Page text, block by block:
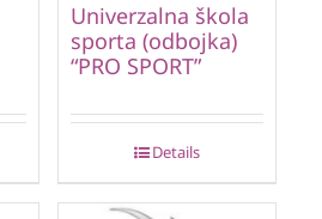
Univerzalna škola
sporta (odbojka)
“PRO SPORT”
Details